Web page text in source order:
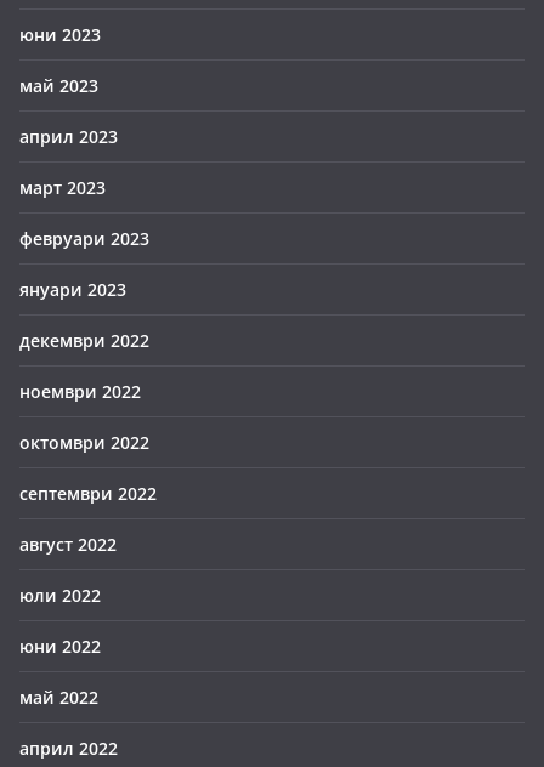
юни 2023
май 2023
април 2023
март 2023
февруари 2023
януари 2023
декември 2022
ноември 2022
октомври 2022
септември 2022
август 2022
юли 2022
юни 2022
май 2022
април 2022